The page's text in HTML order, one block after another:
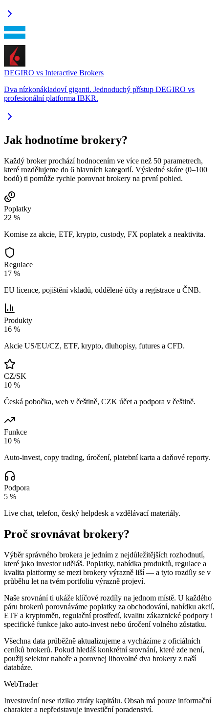
DEGIRO vs Interactive Brokers
Dva nízkonákladoví giganti. Jednoduchý přístup DEGIRO vs
profesionální platforma IBKR.
Jak hodnotíme brokery?
Každý broker prochází hodnocením ve více než 50 parametrech,
které rozdělujeme do 6 hlavních kategorií. Výsledné skóre (0–100
bodů) ti pomůže rychle porovnat brokery na první pohled.
Poplatky
22 %
Komise za akcie, ETF, krypto, custody, FX poplatek a neaktivita.
Regulace
17 %
EU licence, pojištění vkladů, oddělené účty a registrace u ČNB.
Produkty
16 %
Akcie US/EU/CZ, ETF, krypto, dluhopisy, futures a CFD.
CZ/SK
10 %
Česká pobočka, web v češtině, CZK účet a podpora v češtině.
Funkce
10 %
Auto-invest, copy trading, úročení, platební karta a daňové reporty.
Podpora
5 %
Live chat, telefon, český helpdesk a vzdělávací materiály.
Proč srovnávat brokery?
Výběr správného brokera je jedním z nejdůležitějších rozhodnutí,
které jako investor uděláš. Poplatky, nabídka produktů, regulace a
kvalita platformy se mezi brokery výrazně liší — a tyto rozdíly se v
průběhu let na tvém portfoliu výrazně projeví.
Naše srovnání ti ukáže klíčové rozdíly na jednom místě. U každého
páru brokerů porovnáváme poplatky za obchodování, nabídku akcií,
ETF a kryptoměn, regulační prostředí, kvalitu zákaznické podpory i
specifické funkce jako auto-invest nebo úročení volného zůstatku.
Všechna data průběžně aktualizujeme a vycházíme z oficiálních
ceníků brokerů. Pokud hledáš konkrétní srovnání, které zde není,
použij selektor nahoře a porovnej libovolné dva brokery z naší
databáze.
WebTrader
Investování nese riziko ztráty kapitálu. Obsah má pouze informační
charakter a nepředstavuje investiční poradenství.